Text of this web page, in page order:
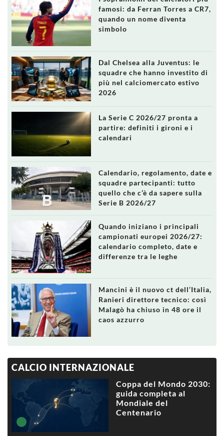
famosi: da Ferran Torres a CR7,
quando un nome diventa
simbolo
Dal Chelsea alla Juventus: le
squadre che hanno investito di
più nel calciomercato estivo
2026
La Serie C 2026/27 pronta a
partire: definiti i gironi e i
calendari
Calendario, regolamento, date e
squadre partecipanti: tutto
quello che c’è da sapere sulla
Serie B 2026/27
Quando iniziano i principali
campionati europei 2026/27:
calendario completo, date e
differenze tra le leghe
Mancini è il nuovo ct dell’Italia,
Ranieri direttore tecnico: così
Malagò ha chiuso in 48 ore il
caos azzurro
CALCIO INTERNAZIONALE
Coppa del Mondo 2030:
guida completa al
Mondiale del
Centenario